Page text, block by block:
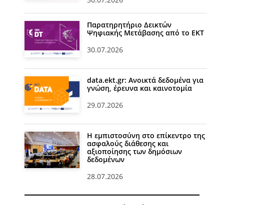
Παρατηρητήριο Δεικτών
Ψηφιακής Μετάβασης από το ΕΚΤ
30.07.2026
data.ekt.gr: Ανοικτά δεδομένα για
γνώση, έρευνα και καινοτομία
29.07.2026
Η εμπιστοσύνη στο επίκεντρο της
ασφαλούς διάθεσης και
αξιοποίησης των δημόσιων
δεδομένων
28.07.2026